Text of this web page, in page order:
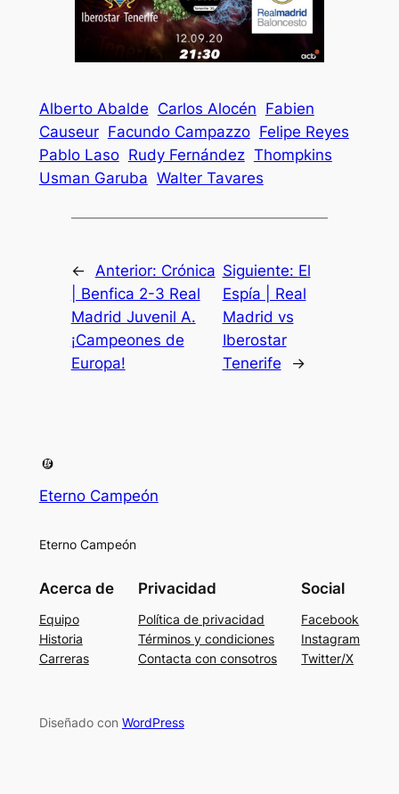
Alberto Abalde Carlos Alocén Fabien
Causeur Facundo Campazzo Felipe Reyes
Pablo Laso Rudy Fernández Thompkins
Usman Garuba Walter Tavares
← Anterior: Crónica
| Benfica 2-3 Real
Madrid Juvenil A.
¡Campeones de
Europa!
Siguiente: El
Espía | Real
Madrid vs
Iberostar
Tenerife
→
Eterno Campeón
Eterno Campeón
Acerca de
Equipo
Historia
Carreras
Privacidad
Política de privacidad
Términos y condiciones
Contacta con consotros
Social
Facebook
Instagram
Twitter/X
Diseñado con WordPress